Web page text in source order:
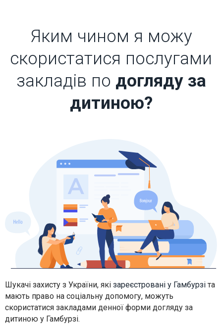
Яким чином я можу
скористатися послугами
закладів по догляду за
дитиною?
Шукачі захисту з України, які зареєстровані у Гамбурзі та
мають право на соціальну допомогу, можуть
скористатися закладами денної форми догляду за
дитиною у Гамбурзі.